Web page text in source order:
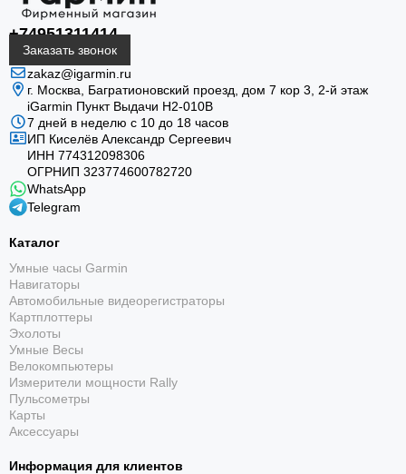
+74951311414
Заказать звонок
zakaz@igarmin.ru
г. Москва, Багратионовский проезд, дом 7 кор 3, 2-й этаж
iGarmin Пункт Выдачи Н2-010В
7 дней в неделю с 10 до 18 часов
ИП Киселёв Александр Сергеевич
ИНН 774312098306
ОГРНИП 323774600782720
WhatsApp
Telegram
Каталог
Умные часы Garmin
Навигаторы
Автомобильные видеорегистраторы
Картплоттеры
Эхолоты
Умные Весы
Велокомпьютеры
Измерители мощности Rally
Пульсометры
Карты
Аксессуары
Информация для клиентов